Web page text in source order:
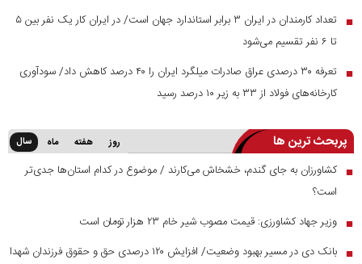
■
تعداد کارمندان در ایران ۳ برابر استاندارد جهان است/ در ایران کار یک نفر بین ۵
تا ۶ نفر تقسیم می‌شود
■
تعرفه ۳۰ درصدی عراق صادرات میلگرد ایران را ۴۰ درصد کاهش داد/ سودآوری
کارخانه‌های فولاد از ۳۳ به زیر ۱۰ درصد رسید
پربحث ترین ها روز هفته ماه سال
■ کشاورزان به جای گندم، خشخاش می‌کارند / موضوع در کدام استان‌ها جدی‌تر
است؟
■ وزیر جهاد کشاورزی: قیمت مصوب شیر خام ۲۳ هزار تومان است
■
بانک دی در مسیر بهبود وضعیت/ افزایش ۱۲۰ درصدی حق و حقوق فرزندان شهدا